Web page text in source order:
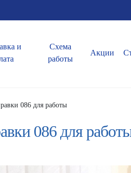
и
Схема
работы
Акции
086 для работы
086 для